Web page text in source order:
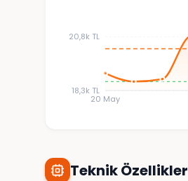
20 May
18,3k TL
20,8k TL
Teknik Özellikler